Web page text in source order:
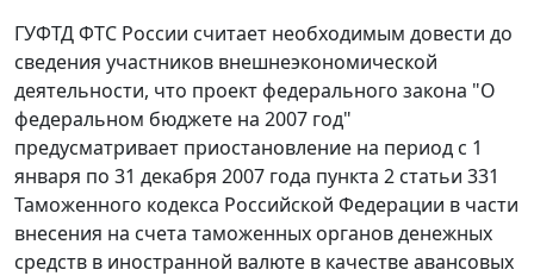
ГУФТД ФТС России считает необходимым довести до
сведения участников внешнеэкономической
деятельности, что проект федерального закона "О
федеральном бюджете на 2007 год"
предусматривает приостановление на период с 1
января по 31 декабря 2007 года пункта 2 статьи 331
Таможенного кодекса Российской Федерации в части
внесения на счета таможенных органов денежных
средств в иностранной валюте в качестве авансовых